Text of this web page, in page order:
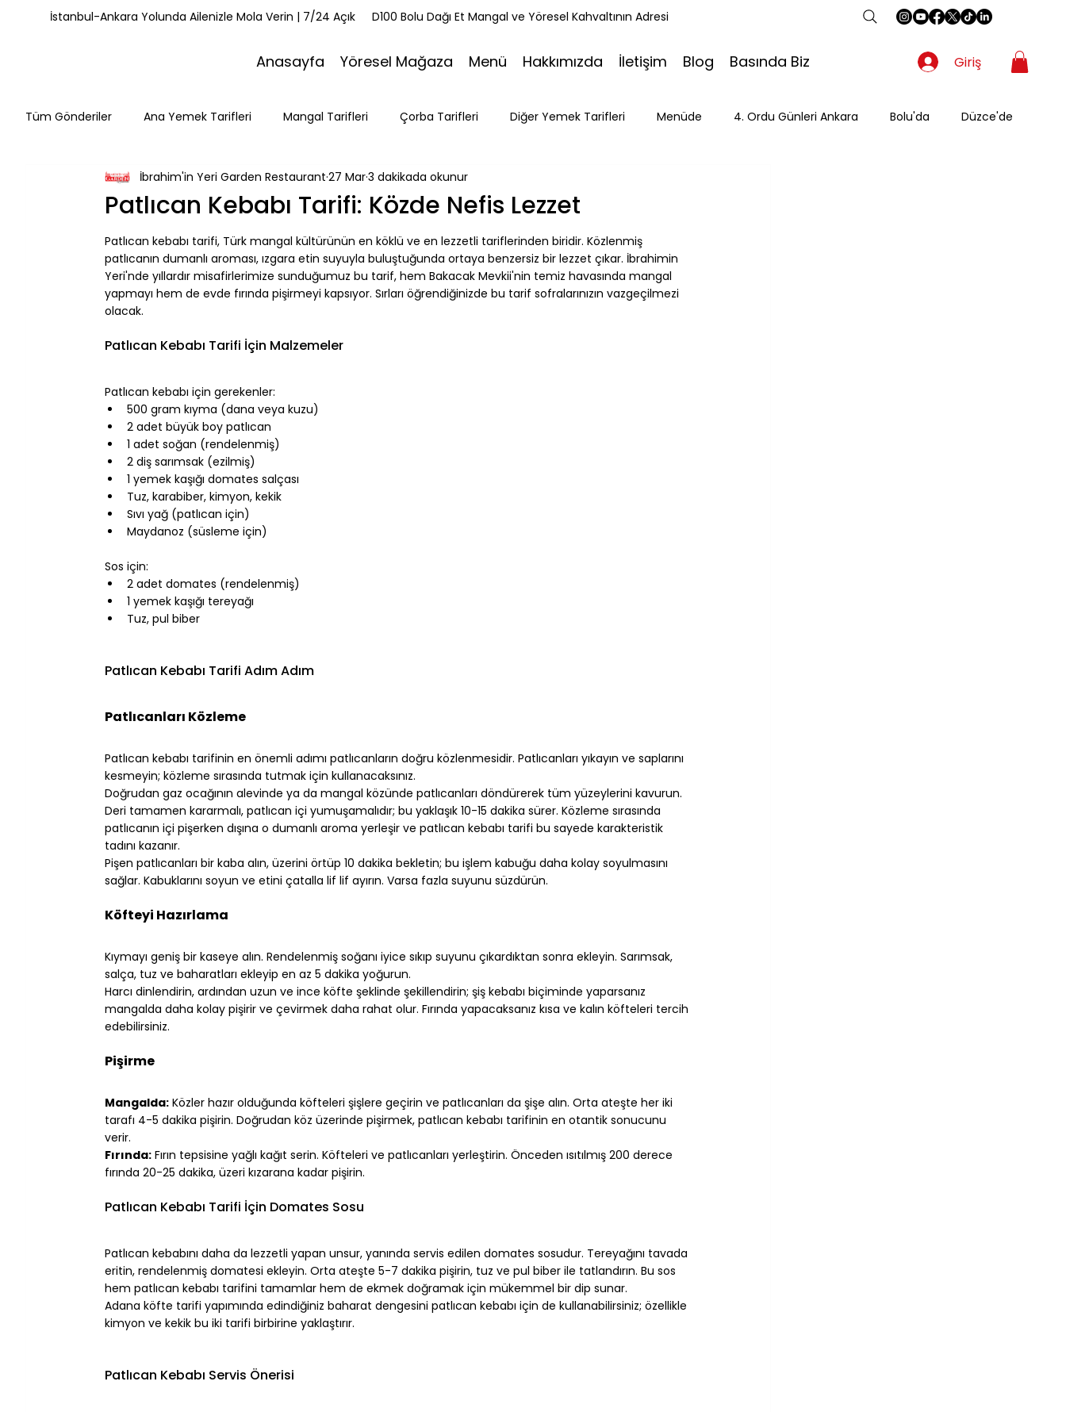
İstanbul-Ankara Yolunda Ailenizle Mola Verin | 7/24 Açık D100 Bolu Dağı Et Mangal ve Yöresel Kahvaltının Adresi
Anasayfa Yöresel Mağaza Menü Hakkımızda İletişim Blog Basında Biz Giriş
Tüm Gönderiler Ana Yemek Tarifleri Mangal Tarifleri Çorba Tarifleri Diğer Yemek Tarifleri Menüde 4. Ordu Günleri Ankara Bolu'da Düzce'de
Misafirlerimiz Kahvaltı Tarifleri Yemek Tarifleri Tatlı Tarifleri
Mola Noktaları Bolu Mutfağı Doğa & Yürüyüş Bakacak Mevkii
Patlıcan Kebabı Tarifi: Közde Nefis Lezzet
İbrahim'in Yeri Garden Restaurant 27 Mar3 dakikada okunur
Patlıcan kebabı tarifi, Türk mangal kültürünün en köklü ve en lezzetli tariflerinden biridir. Közlenmiş
patlıcanın dumanlı aroması, ızgara etin suyuyla buluştuğunda ortaya benzersiz bir lezzet çıkar. İbrahimin
Yeri'nde yıllardır misafirlerimize sunduğumuz bu tarif, hem Bakacak Mevkii'nin temiz havasında mangal
yapmayı hem de evde fırında pişirmeyi kapsıyor. Sırları öğrendiğinizde bu tarif sofralarınızın vazgeçilmezi
olacak.
Patlıcan Kebabı Tarifi İçin Malzemeler
Patlıcan kebabı için gerekenler:
500 gram kıyma (dana veya kuzu)
2 adet büyük boy patlıcan
1 adet soğan (rendelenmiş)
2 diş sarımsak (ezilmiş)
1 yemek kaşığı domates salçası
Tuz, karabiber, kimyon, kekik
Sıvı yağ (patlıcan için)
Maydanoz (süsleme için)
Sos için:
2 adet domates (rendelenmiş)
1 yemek kaşığı tereyağı
Tuz, pul biber
Patlıcan Kebabı Tarifi Adım Adım
Patlıcanları Közleme
Patlıcan kebabı tarifinin en önemli adımı patlıcanların doğru közlenmesidir. Patlıcanları yıkayın ve saplarını
kesmeyin; közleme sırasında tutmak için kullanacaksınız.
Doğrudan gaz ocağının alevinde ya da mangal közünde patlıcanları döndürerek tüm yüzeylerini kavurun.
Deri tamamen kararmalı, patlıcan içi yumuşamalıdır; bu yaklaşık 10-15 dakika sürer. Közleme sırasında
patlıcanın içi pişerken dışına o dumanlı aroma yerleşir ve patlıcan kebabı tarifi bu sayede karakteristik
tadını kazanır.
Pişen patlıcanları bir kaba alın, üzerini örtüp 10 dakika bekletin; bu işlem kabuğu daha kolay soyulmasını
sağlar. Kabuklarını soyun ve etini çatalla lif lif ayırın. Varsa fazla suyunu süzdürün.
Köfteyi Hazırlama
Kıymayı geniş bir kaseye alın. Rendelenmiş soğanı iyice sıkıp suyunu çıkardıktan sonra ekleyin. Sarımsak,
salça, tuz ve baharatları ekleyip en az 5 dakika yoğurun.
Harcı dinlendirin, ardından uzun ve ince köfte şeklinde şekillendirin; şiş kebabı biçiminde yaparsanız
mangalda daha kolay pişirir ve çevirmek daha rahat olur. Fırında yapacaksanız kısa ve kalın köfteleri tercih
edebilirsiniz.
Pişirme
Mangalda: Közler hazır olduğunda köfteleri şişlere geçirin ve patlıcanları da şişe alın. Orta ateşte her iki
tarafı 4-5 dakika pişirin. Doğrudan köz üzerinde pişirmek, patlıcan kebabı tarifinin en otantik sonucunu
verir.
Fırında: Fırın tepsisine yağlı kağıt serin. Köfteleri ve patlıcanları yerleştirin. Önceden ısıtılmış 200 derece
fırında 20-25 dakika, üzeri kızarana kadar pişirin.
Patlıcan Kebabı Tarifi İçin Domates Sosu
Patlıcan kebabını daha da lezzetli yapan unsur, yanında servis edilen domates sosudur. Tereyağını tavada
eritin, rendelenmiş domatesi ekleyin. Orta ateşte 5-7 dakika pişirin, tuz ve pul biber ile tatlandırın. Bu sos
hem patlıcan kebabı tarifini tamamlar hem de ekmek doğramak için mükemmel bir dip sunar.
Adana köfte tarifi yapımında edindiğiniz baharat dengesini patlıcan kebabı için de kullanabilirsiniz; özellikle
kimyon ve kekik bu iki tarifi birbirine yaklaştırır.
Patlıcan Kebabı Servis Önerisi